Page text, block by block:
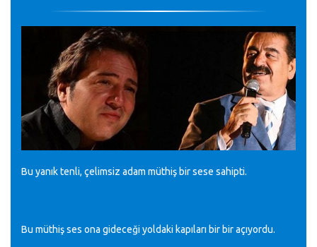
Bu yanık tenli, çelimsiz adam müthiş bir sese sahipti.
Bu müthiş ses ona gideceği yoldaki kapıları bir bir açıyordu.